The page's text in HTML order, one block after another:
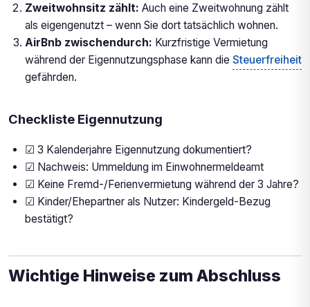
Zweitwohnsitz zählt: Auch eine Zweitwohnung zählt
als eigengenutzt – wenn Sie dort tatsächlich wohnen.
AirBnb zwischendurch: Kurzfristige Vermietung
während der Eigennutzungsphase kann die Steuerfreiheit
gefährden.
Checkliste Eigennutzung
☑ 3 Kalenderjahre Eigennutzung dokumentiert?
☑ Nachweis: Ummeldung im Einwohnermeldeamt
☑ Keine Fremd-/Ferienvermietung während der 3 Jahre?
☑ Kinder/Ehepartner als Nutzer: Kindergeld-Bezug
bestätigt?
Wichtige Hinweise zum Abschluss